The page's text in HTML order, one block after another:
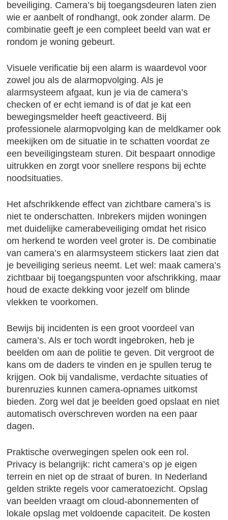
beveiliging. Camera’s bij toegangsdeuren laten zien
wie er aanbelt of rondhangt, ook zonder alarm. De
combinatie geeft je een compleet beeld van wat er
rondom je woning gebeurt.
Visuele verificatie bij een alarm is waardevol voor
zowel jou als de alarmopvolging. Als je
alarmsysteem afgaat, kun je via de camera’s
checken of er echt iemand is of dat je kat een
bewegingsmelder heeft geactiveerd. Bij
professionele alarmopvolging kan de meldkamer ook
meekijken om de situatie in te schatten voordat ze
een beveiligingsteam sturen. Dit bespaart onnodige
uitrukken en zorgt voor snellere respons bij echte
noodsituaties.
Het afschrikkende effect van zichtbare camera’s is
niet te onderschatten. Inbrekers mijden woningen
met duidelijke camerabeveiliging omdat het risico
om herkend te worden veel groter is. De combinatie
van camera’s en alarmsysteem stickers laat zien dat
je beveiliging serieus neemt. Let wel: maak camera’s
zichtbaar bij toegangspunten voor afschrikking, maar
houd de exacte dekking voor jezelf om blinde
vlekken te voorkomen.
Bewijs bij incidenten is een groot voordeel van
camera’s. Als er toch wordt ingebroken, heb je
beelden om aan de politie te geven. Dit vergroot de
kans om de daders te vinden en je spullen terug te
krijgen. Ook bij vandalisme, verdachte situaties of
burenruzies kunnen camera-opnames uitkomst
bieden. Zorg wel dat je beelden goed opslaat en niet
automatisch overschreven worden na een paar
dagen.
Praktische overwegingen spelen ook een rol.
Privacy is belangrijk: richt camera’s op je eigen
terrein en niet op de straat of buren. In Nederland
gelden strikte regels voor cameratoezicht. Opslag
van beelden vraagt om cloud-abonnementen of
lokale opslag met voldoende capaciteit. De kosten